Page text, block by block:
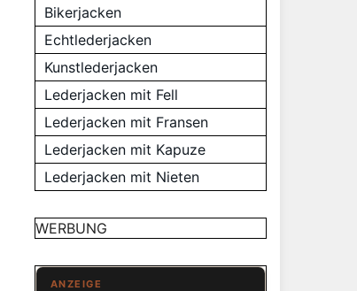
Bikerjacken
Echtlederjacken
Kunstlederjacken
Lederjacken mit Fell
Lederjacken mit Fransen
Lederjacken mit Kapuze
Lederjacken mit Nieten
WERBUNG
ANZEIGE